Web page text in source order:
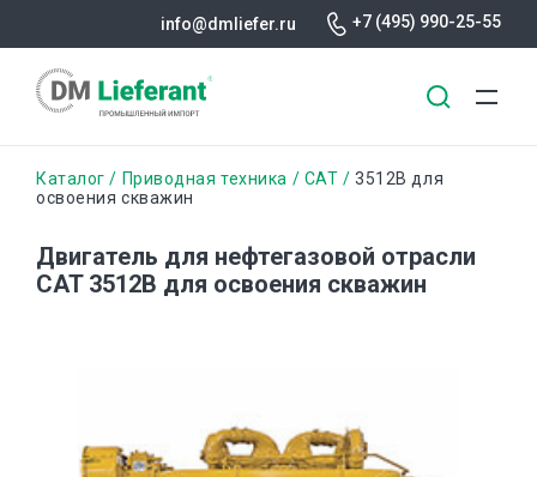
содержанию
info@dmliefer.ru +7 (495) 990-25-55
Строка
Каталог Приводная техника CAT
3512B для
освоения скважин
Двигатель для нефтегазовой отрасли
CAT 3512B для освоения скважин